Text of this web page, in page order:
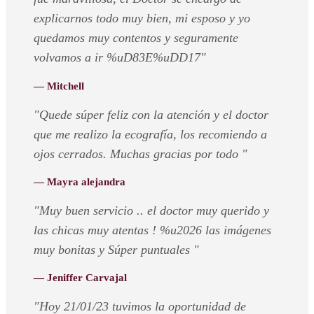
explicarnos todo muy bien, mi esposo y yo
quedamos muy contentos y seguramente
volvamos a ir %uD83E%uDD17"
— Mitchell
"Quede súper feliz con la atención y el doctor
que me realizo la ecografía, los recomiendo a
ojos cerrados. Muchas gracias por todo "
— Mayra alejandra
"Muy buen servicio .. el doctor muy querido y
las chicas muy atentas ! %u2026 las imágenes
muy bonitas y Súper puntuales "
— Jeniffer Carvajal
"Hoy 21/01/23 tuvimos la oportunidad de